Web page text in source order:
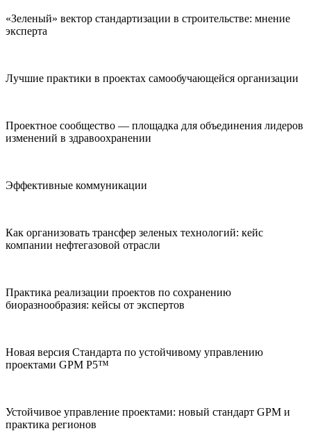
«Зеленый» вектор стандартизации в строительстве: мнение
эксперта
Лучшие практики в проектах самообучающейся организации
Проектное сообщество — площадка для объединения лидеров
изменений в здравоохранении
Эффективные коммуникации
Как организовать трансфер зеленых технологий: кейс
компании нефтегазовой отрасли
Практика реализации проектов по сохранению
биоразнообразия: кейсы от экспертов
Новая версия Стандарта по устойчивому управлению
проектами GPM P5™
Устойчивое управление проектами: новый стандарт GPM и
практика регионов